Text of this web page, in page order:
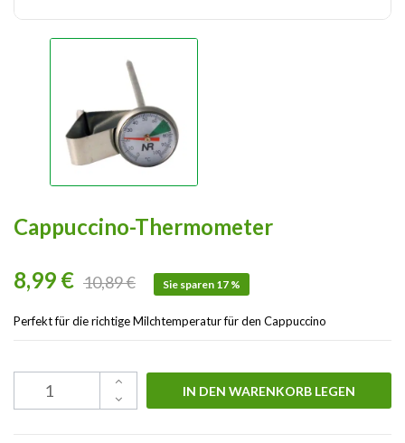
Cappuccino-Thermometer
8,99 € 10,89 € Sie sparen 17 %
Perfekt für die richtige Milchtemperatur für den Cappuccino
IN DEN WARENKORB LEGEN